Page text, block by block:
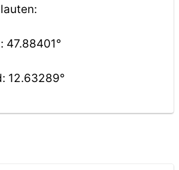
47.88401°
12.63289°